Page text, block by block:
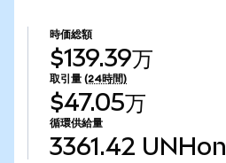
時価総額
$139.39万
取引量 (24時間)
$47.05万
循環供給量
3361.42 UNHon